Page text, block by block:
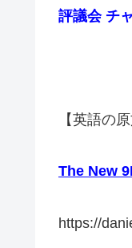
評議会 チ
【英語の
The New
https://